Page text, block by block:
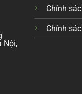
Nội,
Chính
Chính